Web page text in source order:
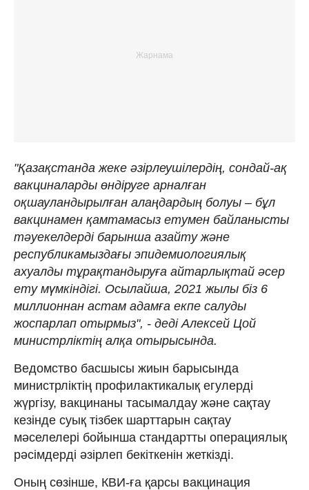
"Қазақстанда жеке әзірлеушілердің, сондай-ақ
вакциналарды өндіруге арналған
оқшауландырылған алаңдардың болуы – бұл
вакцинамен қамтамасыз етумен байланысты
тәуекелдерді барынша азайту және
республикамыздағы эпидемиологиялық
ахуалды тұрақтандыруға айтарлықтай әсер
ету мүмкіндігі. Осылайша, 2021 жылы біз 6
миллионнан астам адамға екпе салуды
жоспарлап отырмыз", - деді Алексей Цой
министрліктің алқа отырысында.
Ведомство басшысы жиын барысында
министрліктің профилактикалық егулерді
жүргізу, вакцинаны тасымалдау және сақтау
кезінде суық тізбек шарттарын сақтау
мәселелері бойынша стандартты операциялық
рәсімдерді әзірлеп бекіткенін жеткізді.
Оның сөзінше, КВИ-ға қарсы вакцинация